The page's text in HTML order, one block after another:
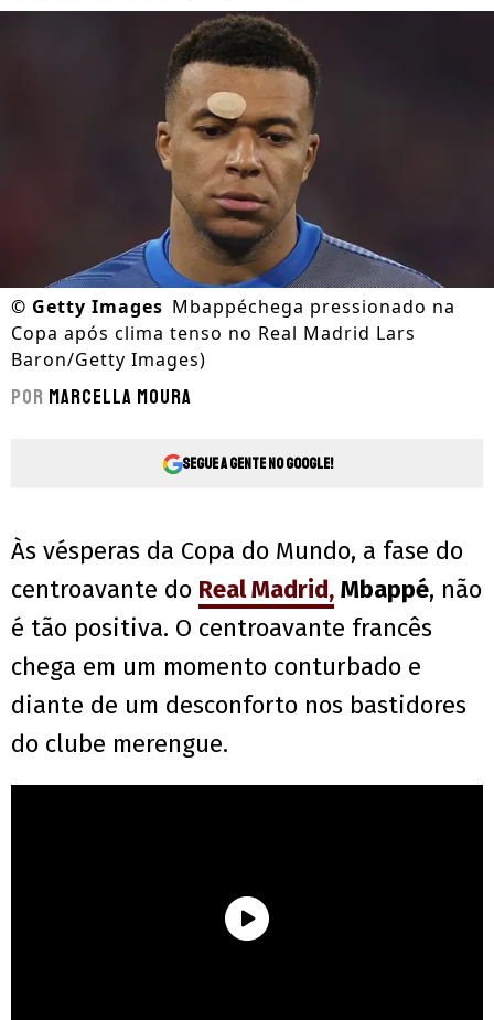
© Getty Images Mbappéchega pressionado na
Copa após clima tenso no Real Madrid Lars
Baron/Getty Images)
Por Marcella Moura
Segue a gente no Google!
Às vésperas da Copa do Mundo, a fase do
centroavante do Real Madrid, Mbappé, não
é tão positiva. O centroavante francês
chega em um momento conturbado e
diante de um desconforto nos bastidores
do clube merengue.